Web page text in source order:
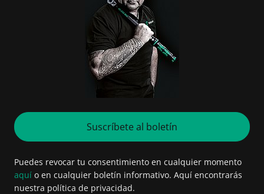
Suscríbete al boletín
Puedes revocar tu consentimiento en cualquier momento
aquí o en cualquier boletín informativo. Aquí encontrarás
nuestra política de privacidad.